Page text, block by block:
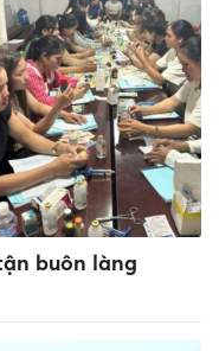
buôn làng